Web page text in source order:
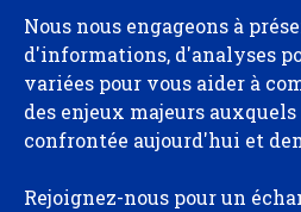
Nous nous engageons à
d'informations, d'analyses
variées pour vous aider à
des enjeux majeurs
confrontée aujourd'hui et
Rejoignez-nous pour un